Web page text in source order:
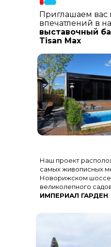
Приглашаем вас
впечатлений в
выставочный
Tisan Max
Наш проект
самых живописных
Новорижском
великолепного
ИМПЕРИАЛ ГАРДЕН
алюминиевыми
черного цвета для
стиля
лиственницы,
керамогранит